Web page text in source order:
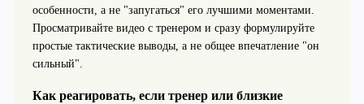
особенности, а не "запугаться" его лучшими моментами.
Просматривайте видео с тренером и сразу формулируйте
простые тактические выводы, а не общее впечатление "он
сильный".
Как реагировать, если тренер или близкие